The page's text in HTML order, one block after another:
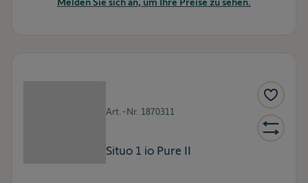
Art.-Nr. 1870311
Situo 1 io Pure II